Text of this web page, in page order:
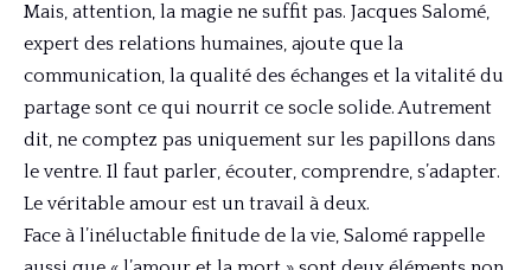
Mais, attention, la magie ne suffit pas. Jacques Salomé,
expert des relations humaines, ajoute que la
communication, la qualité des échanges et la vitalité du
partage sont ce qui nourrit ce socle solide. Autrement
dit, ne comptez pas uniquement sur les papillons dans
le ventre. Il faut parler, écouter, comprendre, s’adapter.
Le véritable amour est un travail à deux.
Face à l’inéluctable finitude de la vie, Salomé rappelle